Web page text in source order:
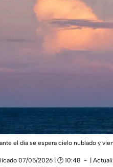
el día se espera cielo nublado y
07/05/2026 | 🕑 10:48 |